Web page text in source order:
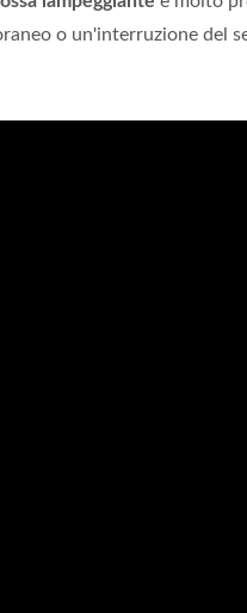
o un'interruzione del